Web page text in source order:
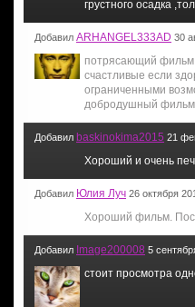
грустного осадка
Добавил ARHANGEL333AD 30
потрясающий фильм
счастливые если
ограниченными
добродушный фильм
Добавил baskinokima2015 21
Хороший и очень
Добавил Юлия Луч 26 октября
Хороший фильм.
Добавил Image200008 5
стоит просмотра